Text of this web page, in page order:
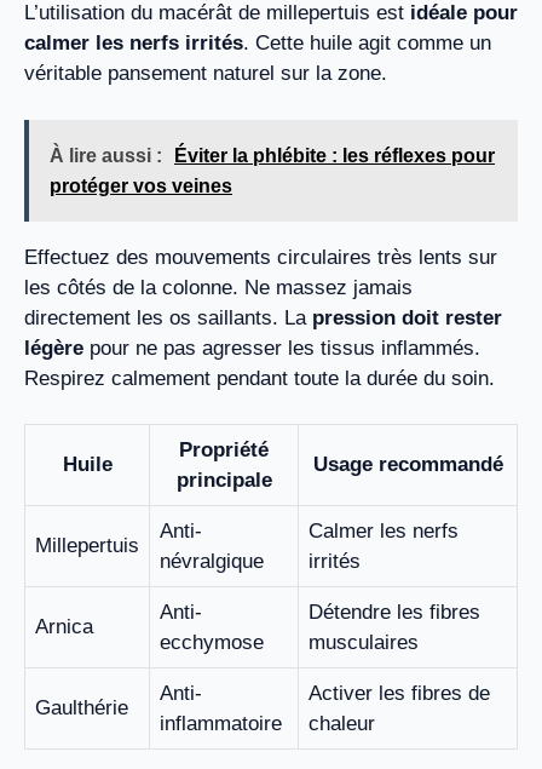
L’utilisation du macérât de millepertuis est idéale pour
calmer les nerfs irrités. Cette huile agit comme un
véritable pansement naturel sur la zone.
À lire aussi :
Éviter la phlébite : les réflexes pour
protéger vos veines
Effectuez des mouvements circulaires très lents sur
les côtés de la colonne. Ne massez jamais
directement les os saillants. La pression doit rester
légère pour ne pas agresser les tissus inflammés.
Respirez calmement pendant toute la durée du soin.
Huile
Propriété
principale
Usage recommandé
Millepertuis
Anti-
névralgique
Calmer les nerfs
irrités
Arnica
Anti-
ecchymose
Détendre les fibres
musculaires
Gaulthérie
Anti-
inflammatoire
Activer les fibres de
chaleur